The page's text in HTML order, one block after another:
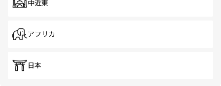
中近東
アフリカ
日本